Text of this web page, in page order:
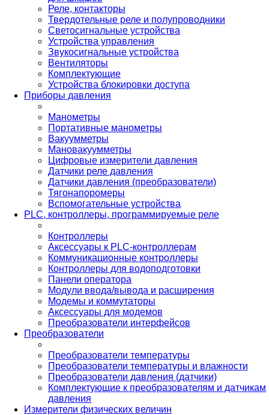
Реле, контакторы
Твердотельные реле и полупроводники
Светосигнальные устройства
Устройства управления
Звукосигнальные устройства
Вентиляторы
Комплектующие
Устройства блокировки доступа
Приборы давления
Манометры
Портативные манометры
Вакуумметры
Мановакуумметры
Цифровые измерители давления
Датчики реле давления
Датчики давления (преобразователи)
Тягонапоромеры
Вспомогательные устройства
PLС, контроллеры, программируемые реле
Контроллеры
Аксессуары к PLC-контроллерам
Коммуникационные контроллеры
Контроллеры для водоподготовки
Панели оператора
Модули ввода/вывода и расширения
Модемы и коммутаторы
Аксессуары для модемов
Преобразователи интерфейсов
Преобразователи
Преобразователи температуры
Преобразователи температуры и влажности
Преобразователи давления (датчики)
Комплектующие к преобразователям и датчикам
давления
Измерители физических величин